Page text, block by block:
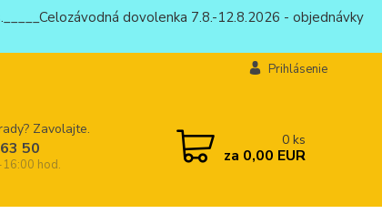
dovolenka 7.8.-12.8.2026 - objednávky
Prihlásenie
Zavolajte.
50
hod.
0 ks
za 0,00 EUR